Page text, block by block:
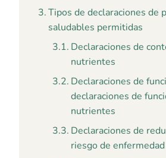
Tipos de declaraciones de
saludables permitidas
Declaraciones de
nutrientes
Declaraciones de
declaraciones de
nutrientes
Declaraciones de
riesgo de enfermedad